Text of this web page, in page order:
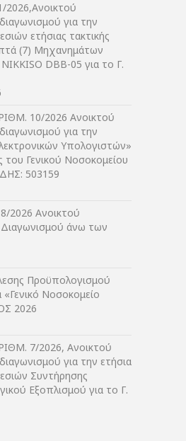
για την
ετήσιας τακτικής
(7) Μηχανημάτων
DBB-05 για το Γ.
10/2026 Ανοικτού
για την
Υπολογιστών»
του Γενικού Νοσοκομείου
503159
2026 Ανοικτού
Διαγωνισμού άνω των
Προϋπολογισμού
Νοσοκομείο
2026
7/2026, Ανοικτού
για την ετήσια
Συντήρησης
Εξοπλισμού για το Γ.